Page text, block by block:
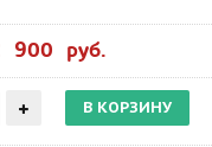
900 руб.